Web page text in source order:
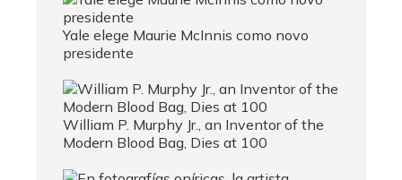
Yale elege Maurie McInnis como novo
presidente
William P. Murphy Jr., an Inventor of the
Modern Blood Bag, Dies at 100